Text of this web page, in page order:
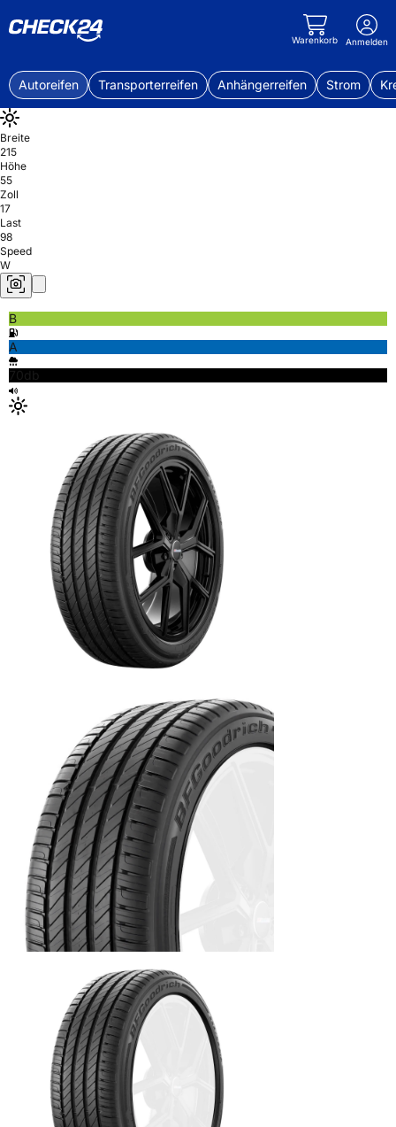
Warenkorb Anmelden
Autoreifen Transporterreifen Anhängerreifen Strom
Breite
215
Höhe
55
Zoll
17
Last
98
Speed
W
B
A
70db